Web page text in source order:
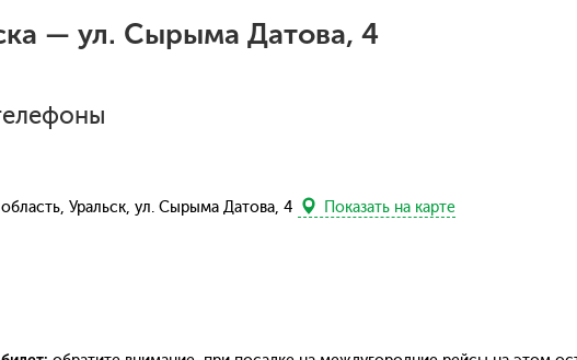
— ул. Сырыма Датова, 4
область, Уральск, ул. Сырыма Датова, 4 Показать на карте